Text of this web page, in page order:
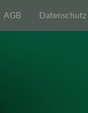
AGB Datenschutz